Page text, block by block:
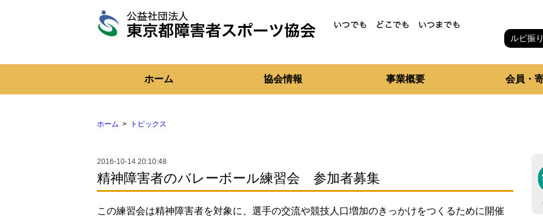
都
者
ー
ツ
ルビ振
ホーム 協会情報 事業概要 会員・
ホーム トピックス
2016-10-14 20:10:48
精神障害者のバレーボール練習会 参加者募集
この練習会は精神障害者を対象に、選手の交流や競技人口増加のきっかけをつくるために開催